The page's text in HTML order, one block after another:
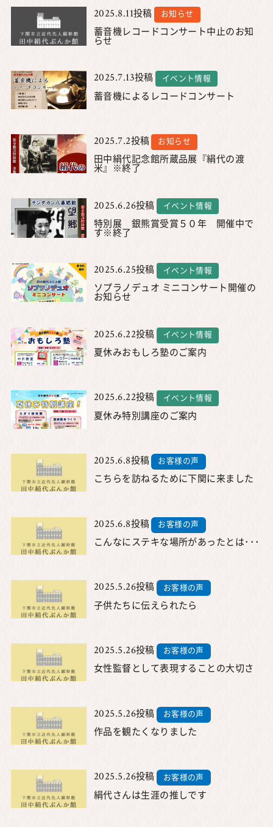
2025.8.11投稿 お知らせ
蓄音機レコードコンサート中止のお知
らせ
2025.7.13投稿 イベント情報
蓄音機によるレコードコンサート
2025.7.2投稿 お知らせ
田中絹代記念館所蔵品展『絹代の渡
米』※終了
2025.6.26投稿 イベント情報
特別展 銀熊賞受賞５０年 開催中で
す※終了
2025.6.25投稿 イベント情報
ソプラノデュオ ミニコンサート開催の
お知らせ
2025.6.22投稿 イベント情報
夏休みおもしろ塾のご案内
2025.6.22投稿 イベント情報
夏休み特別講座のご案内
2025.6.8投稿 お客様の声
こちらを訪ねるために下関に来ました
2025.6.8投稿 お客様の声
こんなにステキな場所があったとは･･･
2025.5.26投稿 お客様の声
子供たちに伝えられたら
2025.5.26投稿 お客様の声
女性監督として表現することの大切さ
2025.5.26投稿 お客様の声
作品を観たくなりました
2025.5.26投稿 お客様の声
絹代さんは生涯の推しです